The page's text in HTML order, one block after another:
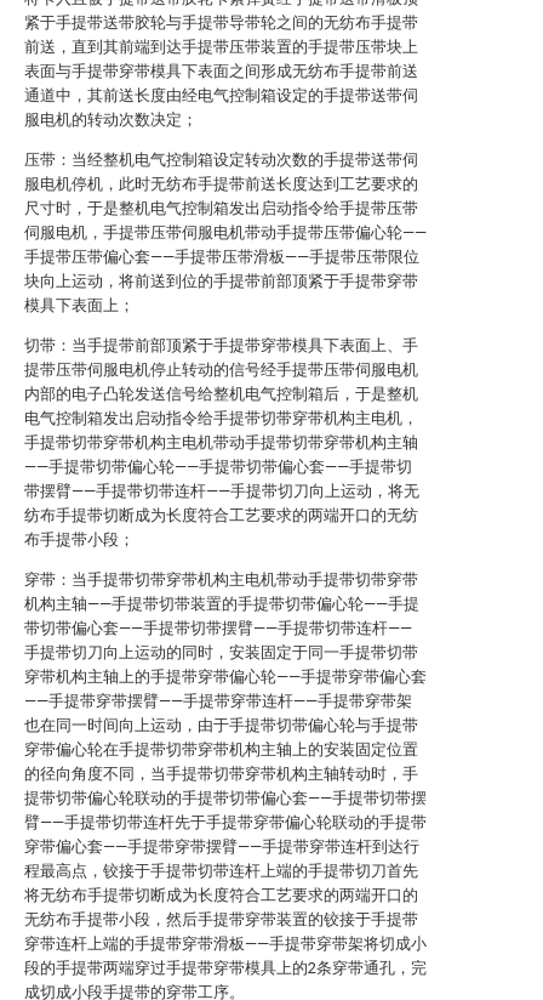
紧于手提带送带胶轮与手提带导带轮之间的无纺布手提带
前送，直到其前端到达手提带压带装置的手提带压带块上
表面与手提带穿带模具下表面之间形成无纺布手提带前送
通道中，其前送长度由经电气控制箱设定的手提带送带伺
服电机的转动次数决定；
压带：当经整机电气控制箱设定转动次数的手提带送带伺
服电机停机，此时无纺布手提带前送长度达到工艺要求的
尺寸时，于是整机电气控制箱发出启动指令给手提带压带
伺服电机，手提带压带伺服电机带动手提带压带偏心轮——
手提带压带偏心套——手提带压带滑板——手提带压带限位
块向上运动，将前送到位的手提带前部顶紧于手提带穿带
模具下表面上；
切带：当手提带前部顶紧于手提带穿带模具下表面上、手
提带压带伺服电机停止转动的信号经手提带压带伺服电机
内部的电子凸轮发送信号给整机电气控制箱后，于是整机
电气控制箱发出启动指令给手提带切带穿带机构主电机，
手提带切带穿带机构主电机带动手提带切带穿带机构主轴
——手提带切带偏心轮——手提带切带偏心套——手提带切
带摆臂——手提带切带连杆——手提带切刀向上运动，将无
纺布手提带切断成为长度符合工艺要求的两端开口的无纺
布手提带小段；
穿带：当手提带切带穿带机构主电机带动手提带切带穿带
机构主轴——手提带切带装置的手提带切带偏心轮——手提
带切带偏心套——手提带切带摆臂——手提带切带连杆——
手提带切刀向上运动的同时，安装固定于同一手提带切带
穿带机构主轴上的手提带穿带偏心轮——手提带穿带偏心套
——手提带穿带摆臂——手提带穿带连杆——手提带穿带架
也在同一时间向上运动，由于手提带切带偏心轮与手提带
穿带偏心轮在手提带切带穿带机构主轴上的安装固定位置
的径向角度不同，当手提带切带穿带机构主轴转动时，手
提带切带偏心轮联动的手提带切带偏心套——手提带切带摆
臂——手提带切带连杆先于手提带穿带偏心轮联动的手提带
穿带偏心套——手提带穿带摆臂——手提带穿带连杆到达行
程最高点，铰接于手提带切带连杆上端的手提带切刀首先
将无纺布手提带切断成为长度符合工艺要求的两端开口的
无纺布手提带小段，然后手提带穿带装置的铰接于手提带
穿带连杆上端的手提带穿带滑板——手提带穿带架将切成小
段的手提带两端穿过手提带穿带模具上的2条穿带通孔，完
成切成小段手提带的穿带工序。